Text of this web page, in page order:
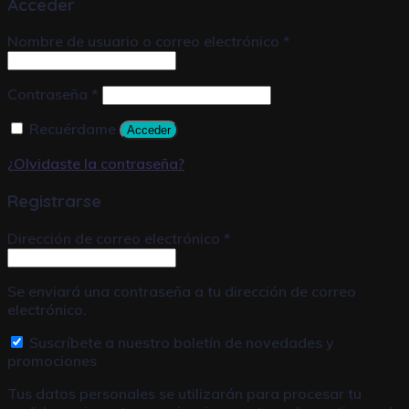
Nombre de usuario o correo electrónico *
Contraseña *
Recuérdame
Acceder
¿Olvidaste la contraseña?
Registrarse
Dirección de correo electrónico *
Se enviará una contraseña a tu dirección de correo
electrónico.
Suscríbete a nuestro boletín de novedades y
promociones
Tus datos personales se utilizarán para procesar tu